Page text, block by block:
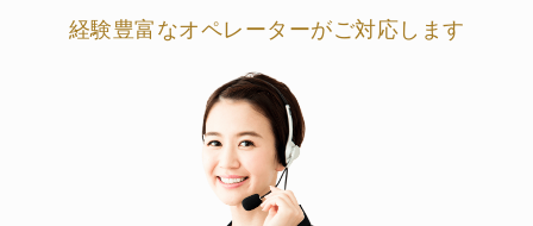
経験豊富なオペレーターがご対応します